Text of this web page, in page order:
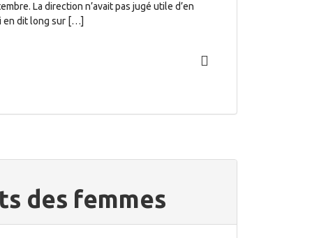
La direction n’avait pas jugé utile d’en
en dit long sur […]
des femmes